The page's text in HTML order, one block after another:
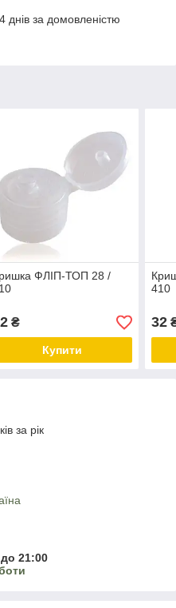
за домовленістю
ФЛІП-ТОП 28 /
₴
Купити
410
32
за рік
21:00